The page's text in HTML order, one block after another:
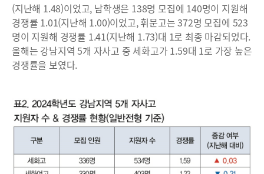
(지난해 1.48)이었고, 남학생은 138명 모집에 140명이 지원해
경쟁률 1.01(지난해 1.00)이었고, 휘문고는 372명 모집에 523
명이 지원해 경쟁률 1.41(지난해 1.73)대 1로 최종 마감되었다.
올해는 강남지역 5개 자사고 중 세화고가 1.59대 1로 가장 높은
경쟁률을 보였다.